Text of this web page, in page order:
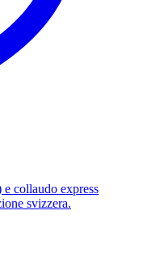
collaudo express
svizzera.